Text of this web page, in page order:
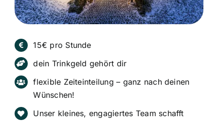
15€ pro Stunde
dein Trinkgeld gehört dir
flexible Zeiteinteilung – ganz nach deinen
Wünschen!
Unser kleines, engagiertes Team schafft